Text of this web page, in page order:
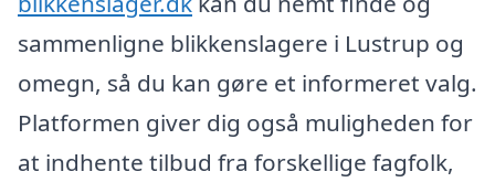
sammenligne blikkenslagere i Lustrup og
omegn, så du kan gøre et informeret valg.
Platformen giver dig også muligheden for
at indhente tilbud fra forskellige fagfolk,